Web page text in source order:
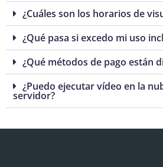
¿Cuáles son los horarios de
¿Qué pasa si excedo mi uso
¿Qué métodos de pago están
¿Puedo ejecutar vídeo en la
servidor?